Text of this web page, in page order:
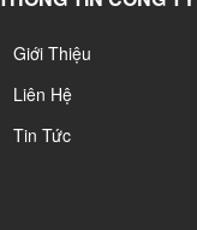
Giới Thiệu
Liên Hệ
Tin Tức